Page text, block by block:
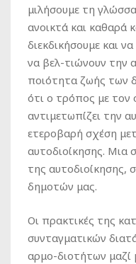
μιλήσουμε τη
ανοικτά και καθαρά
διεκδικήσουμε και
να βελ-τιώνουν την
ποιότητα ζωής των
ότι ο τρόπος με τον
αντιμετωπίζει την
ετεροβαρή σχέση
αυτοδιοίκησης. Μια
της αυτοδιοίκησης,
δημοτών μας.
Οι πρακτικές της
συνταγματικών
αρμο-διοτήτων μαζί